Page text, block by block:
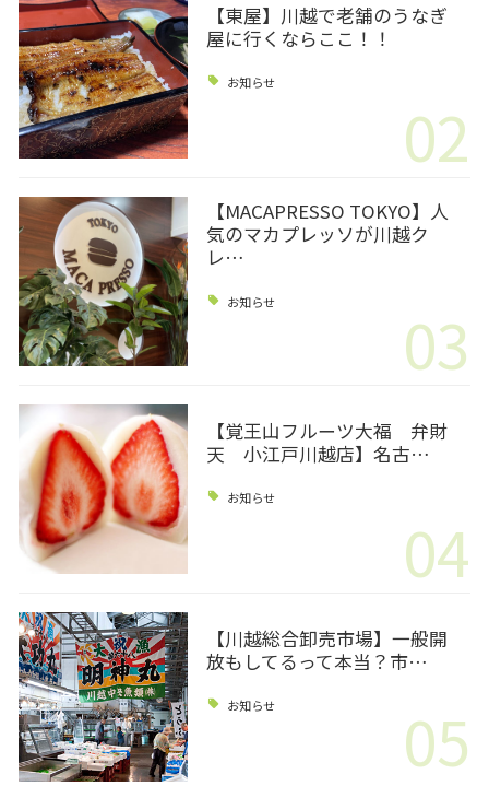
【東屋】川越で老舗のうなぎ
屋に行くならここ！！
お知らせ
02
【MACAPRESSO TOKYO】人
気のマカプレッソが川越ク
レ…
お知らせ 03
【覚王山フルーツ大福 弁財
天 小江戸川越店】名古…
お知らせ
04
【川越総合卸売市場】一般開
放もしてるって本当？市…
お知らせ 05